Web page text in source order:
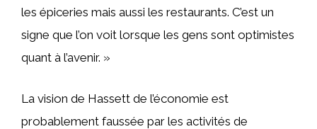
les épiceries mais aussi les restaurants. C’est un
signe que l’on voit lorsque les gens sont optimistes
quant à l’avenir. »
La vision de Hassett de l’économie est
probablement faussée par les activités de